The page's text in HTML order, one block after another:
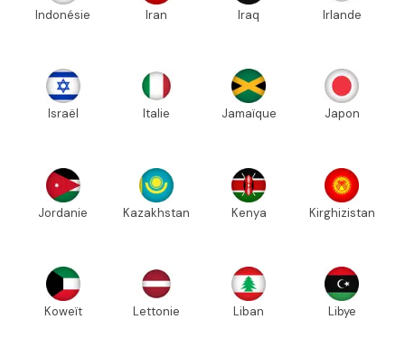
Indonésie Iran Iraq Irlande
Israël Italie Jamaïque Japon
Jordanie Kazakhstan Kenya Kirghizistan
Koweït Lettonie Liban Libye